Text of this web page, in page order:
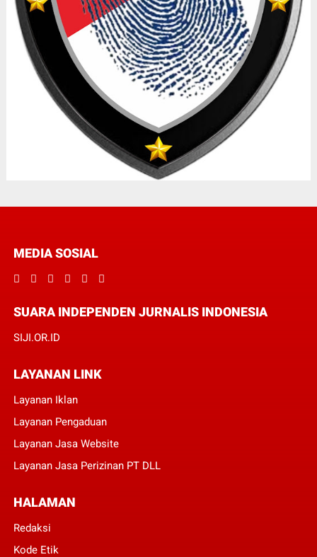
MEDIA SOSIAL
SUARA INDEPENDEN JURNALIS INDONESIA
SIJI.OR.ID
LAYANAN LINK
Layanan Iklan
Layanan Pengaduan
Layanan Jasa Website
Layanan Jasa Perizinan PT DLL
HALAMAN
Redaksi
Kode Etik